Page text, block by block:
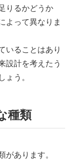
りるかどうか
よって異なりま
いることはあり
設計を考えたう
ょう。
種類
があります。